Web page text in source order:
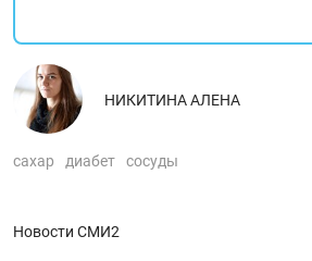
НИКИТИНА АЛЕНА
сахар диабет сосуды
Новости СМИ2